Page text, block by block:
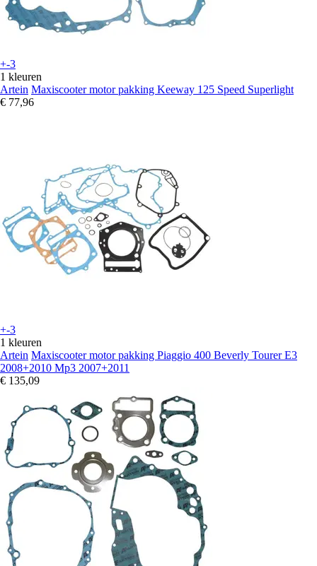
+-3
1 kleuren
Artein Maxiscooter motor pakking Keeway 125 Speed Superlight
€ 77,96
+-3
1 kleuren
Artein Maxiscooter motor pakking Piaggio 400 Beverly Tourer E3
2008+2010 Mp3 2007+2011
€ 135,09